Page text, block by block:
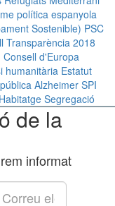
política espanyola
Sostenible) PSC
Transparència 2018
Consell d'Europa
humanitària Estatut
Alzheimer SPI
Habitatge Segregació
de la
informat